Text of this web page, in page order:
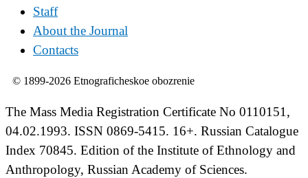
Staff
About the Journal
Contacts
© 1899-2026 Etnograficheskoe obozrenie
The Mass Media Registration Certificate No 0110151,
04.02.1993. ISSN 0869-5415. 16+. Russian Catalogue
Index 70845. Edition of the Institute of Ethnology and
Anthropology, Russian Academy of Sciences.